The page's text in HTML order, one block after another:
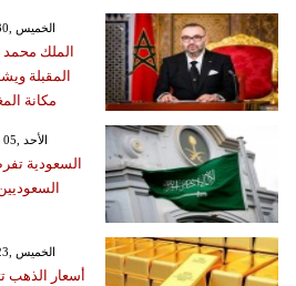
GMT 09:34 2026 الخميس ,30 تموز / يوليو
الملك
المقبلة
مكانة
GMT 22:18 2026 الأحد ,05 تموز / يوليو
السعوديين
GMT 04:43 2026 الخميس ,23 تموز / يوليو
أسعار الذهب